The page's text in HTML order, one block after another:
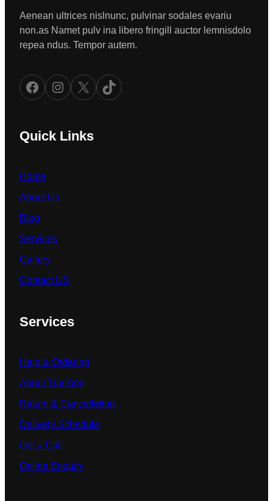
Aenean ultrices nislnunc, pulvinar sodales evariu
non.as Namet pulv ina libero fringill auctor lemnisdolo
repea ndus. Tempor autem.
Facebook Instagram X TikTok
Quick Links
Home
About Us
Blog
Services
Gallery
Contact US
Services
Help & Ordering
About Tracking
Return & Cancelletion
Delivery Schedule
Get a Call
Online Enquiry